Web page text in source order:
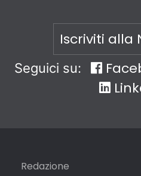
Iscriviti alla
Seguici su:
Redazione